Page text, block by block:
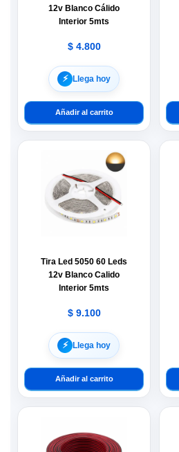
12v Blanco Cálido
Interior 5mts
$4.800
⚡︎ Llega hoy
Añadir al carrito
Tira Led 5050 60 Leds
12v Blanco Calido
Interior 5mts
$9.100
⚡︎ Llega hoy
Añadir al carrito